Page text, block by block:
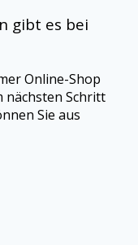
gibt es bei
Online-Shop
nächsten Schritt
Sie aus